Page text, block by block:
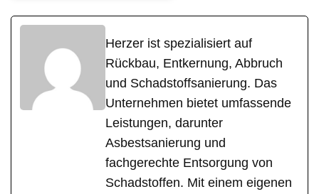
Herzer ist spezialisiert auf
Rückbau, Entkernung, Abbruch
und Schadstoffsanierung. Das
Unternehmen bietet umfassende
Leistungen, darunter
Asbestsanierung und
fachgerechte Entsorgung von
Schadstoffen. Mit einem eigenen